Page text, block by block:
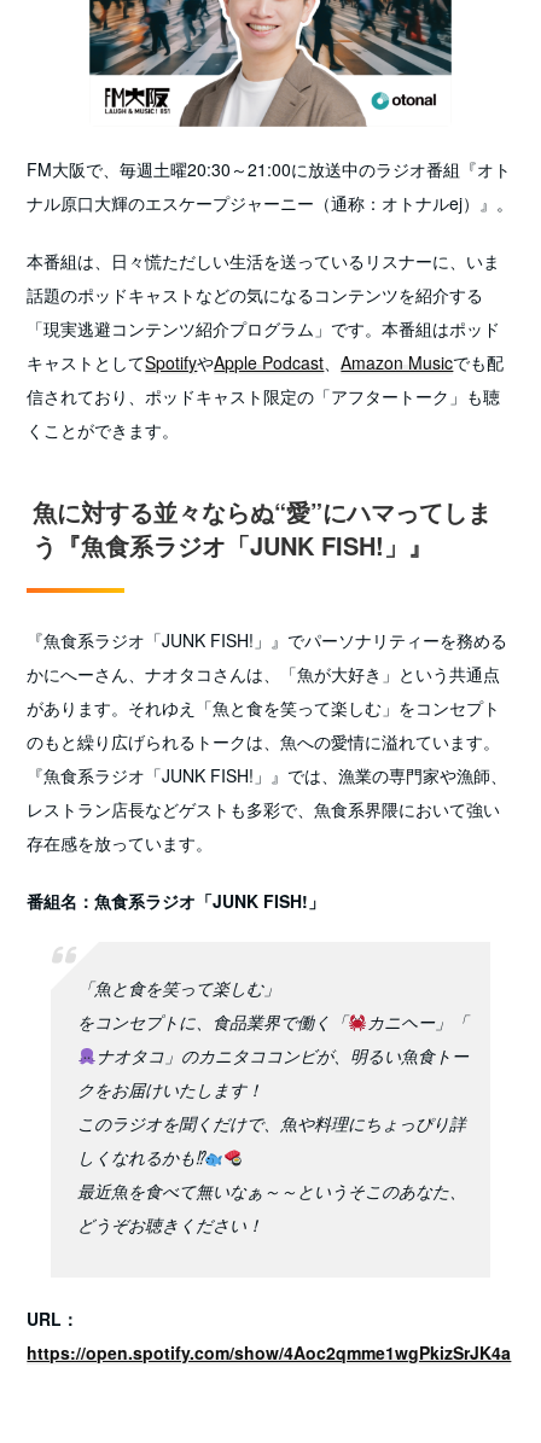
FM大阪で、毎週土曜20:30～21:00に放送中のラジオ番組『オト
ナル原口大輝のエスケープジャーニー（通称：オトナルej）』。
本番組は、日々慌ただしい生活を送っているリスナーに、いま
話題のポッドキャストなどの気になるコンテンツを紹介する
「現実逃避コンテンツ紹介プログラム」です。本番組はポッド
キャストとしてSpotifyやApple Podcast、Amazon Musicでも配
信されており、ポッドキャスト限定の「アフタートーク」も聴
くことができます。
魚に対する並々ならぬ“愛”にハマってしま
う『魚食系ラジオ「JUNK FISH!」』
『魚食系ラジオ「JUNK FISH!」』でパーソナリティーを務める
かにへーさん、ナオタコさんは、「魚が大好き」という共通点
があります。それゆえ「魚と食を笑って楽しむ」をコンセプト
のもと繰り広げられるトークは、魚への愛情に溢れています。
『魚食系ラジオ「JUNK FISH!」』では、漁業の専門家や漁師、
レストラン店長などゲストも多彩で、魚食系界隈において強い
存在感を放っています。
番組名：魚食系ラジオ「JUNK FISH!」
「魚と食を笑って楽しむ」
をコンセプトに、食品業界で働く「
カニヘー」「
ナオタコ」のカニタココンビが、明るい魚食トー
クをお届けいたします！
このラジオを聞くだけで、魚や料理にちょっぴり詳
しくなれるかも⁉︎
最近魚を食べて無いなぁ～～というそこのあなた、
どうぞお聴きください！
URL：
https://open.spotify.com/show/4Aoc2qmme1wgPkizSrJK4a